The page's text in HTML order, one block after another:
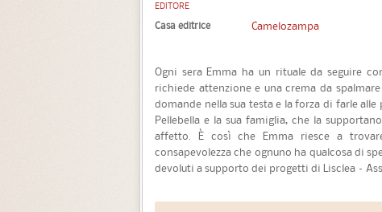
EDITORE
Casa editrice Camelozampa
Ogni sera Emma ha un rituale da seguire
richiede attenzione e una crema da
domande nella sua testa e la forza di farle
Pellebella e la sua famiglia, che la
affetto. È così che Emma riesce a
consapevolezza che ognuno ha qualcosa di
devoluti a supporto dei progetti di Lisclea –